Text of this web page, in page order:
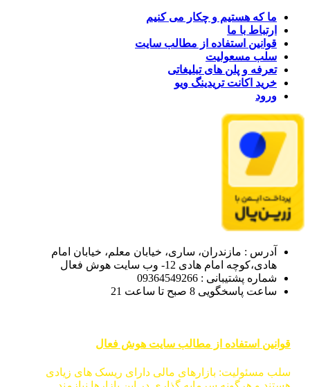
ما که هستیم و چکار می کنیم
ارتباط با ما
قوانین استفاده از مطالب سایت
سلب مسعولیت
تعرفه و پلن های تبلیغاتی
خرید اکانت تریدینگ ویو
ورود
آدرس : مازندران، ساری، خیابان معلم، خیابان امام
هادی،کوچه امام هادی 12- وب سایت هوش فعال
شماره پشتیبانی : 09364549266
ساعت پاسخگویی 8 صبح تا ساعت 21
قوانین استفاده از مطالب سایت هوش فعال
سلب مسئولیت: بازارهای مالی دارای ریسک های زیادی